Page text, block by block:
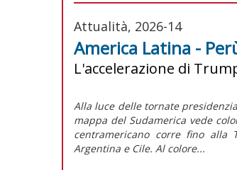
Attualità, 2026-14
America Latina -
L'accelerazione di
Alla luce delle tornate
mappa del Sudamerica vede
centramericano corre fino alla
Argentina e Cile. Al colore...